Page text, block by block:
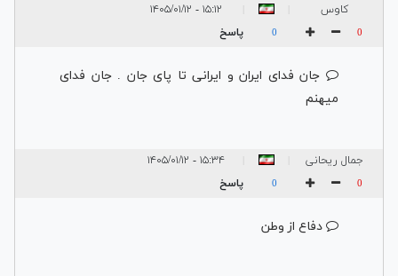
کاوس ۱۵:۱۲ - ۱۴۰۵/۰۱/۱۲
0
0 پاسخ
جان فدای ایران و ایرانی تا پای جان . جان فدای
میهنم
جمال ریحانی ۱۵:۳۴ - ۱۴۰۵/۰۱/۱۲
0
0 پاسخ
دفاع از وطن